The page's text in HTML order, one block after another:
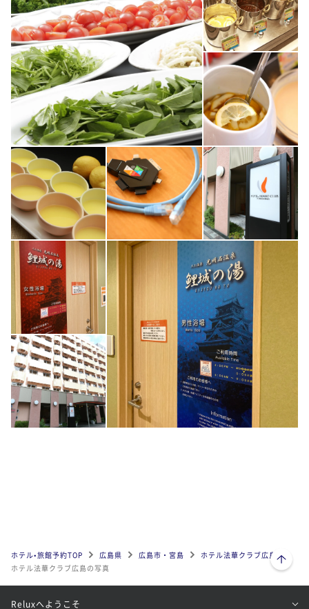
ホテル•旅館予約TOP 広島県 広島市・宮島
ホテル法華クラブ広島
ホテル法華クラブ広島の写真
ページトップへ
Reluxへようこそ